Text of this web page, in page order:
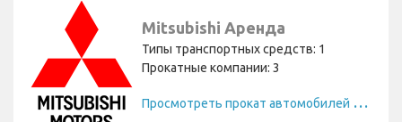
Mitsubishi Аренда
Типы транспортных средств: 1
Прокатные компании: 3
П
росмотреть прокат автомобилей Mitsubishi